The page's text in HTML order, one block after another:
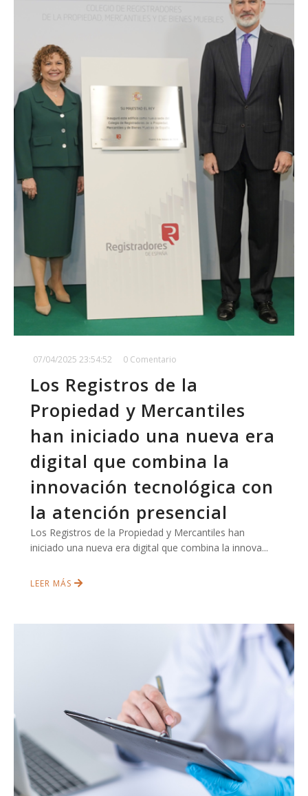
07/04/2025 23:54:52 0 Comentario
Los Registros de la
Propiedad y Mercantiles
han iniciado una nueva era
digital que combina la
innovación tecnológica con
la atención presencial
Los Registros de la Propiedad y Mercantiles han
iniciado una nueva era digital que combina la innova...
LEER MÁS